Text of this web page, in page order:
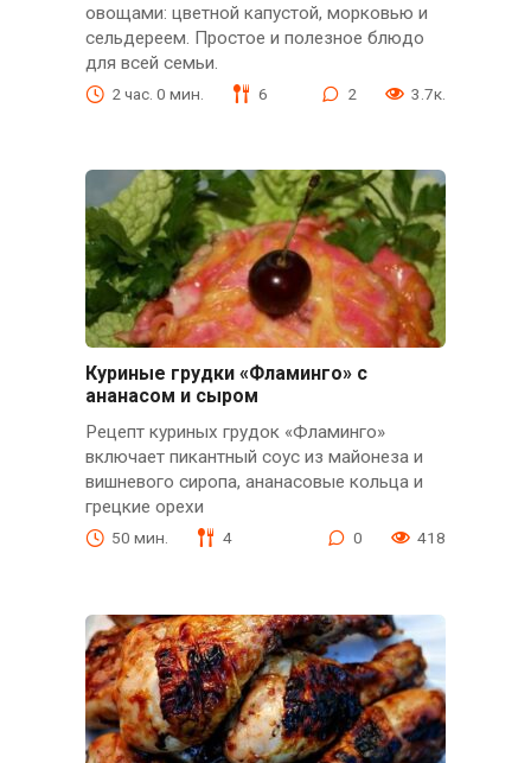
овощами: цветной капустой, морковью и
сельдереем. Простое и полезное блюдо
для всей семьи.
2 час. 0 мин. 6 2 3.7к.
Куриные грудки «Фламинго» с
ананасом и сыром
Рецепт куриных грудок «Фламинго»
включает пикантный соус из майонеза и
вишневого сиропа, ананасовые кольца и
грецкие орехи
50 мин. 4 0 418